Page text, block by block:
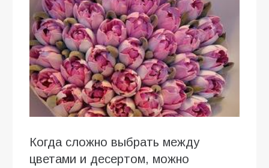
Когда сложно выбрать между
цветами и десертом, можно